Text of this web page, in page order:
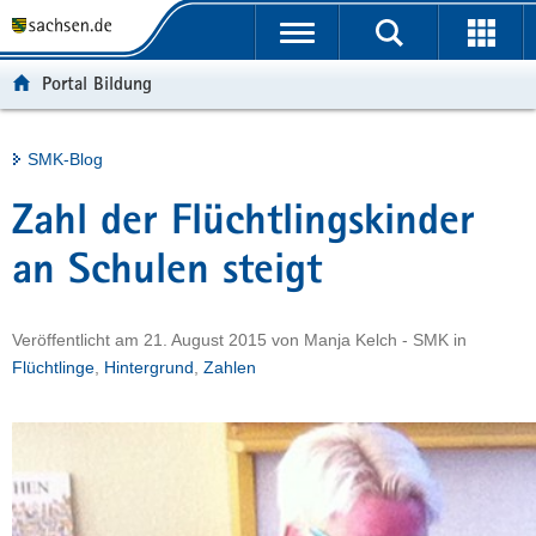
t
b
e
r
g
e
i
e
d
e
u
n
h
a
l
e
v
c
e
Portalübergreifende
Portal Bildung
Hauptinhalt
SMK-Blog
Zahl der Flüchtlingskinder
an Schulen steigt
Veröffentlicht am 21. August 2015 von Manja Kelch - SMK in
Flüchtlinge Hintergrund Zahlen